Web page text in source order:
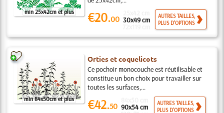
min 25x42cm et plus €20.00 30x49 cm
AUTRES TAILLES,
PLUS D'OPTIONS
min 84x50cm et plus
Orties et coquelicots
Ce pochoir monocouche est réutilisable et
constitue un bon choix pour travailler sur
toutes les surfaces,...
€42.50 90x54 cm
AUTRES TAILLES,
PLUS D'OPTIONS